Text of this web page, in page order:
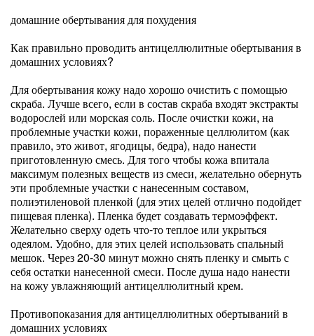
домашние обертывания для похудения
Как правильно проводить антицеллюлитные обертывания в
домашних условиях?
Для обертывания кожу надо хорошо очистить с помощью
скраба. Лучше всего, если в состав скраба входят экстракты
водорослей или морская соль. После очистки кожи, на
проблемные участки кожи, пораженные целлюлитом (как
правило, это живот, ягодицы, бедра), надо нанести
приготовленную смесь. Для того чтобы кожа впитала
максимум полезных веществ из смеси, желательно обернуть
эти проблемные участки с нанесенным составом,
полиэтиленовой пленкой (для этих целей отлично подойдет
пищевая пленка). Пленка будет создавать термоэффект.
Желательно сверху одеть что-то теплое или укрыться
одеялом. Удобно, для этих целей использовать спальный
мешок. Через 20-30 минут можно снять пленку и смыть с
себя остатки нанесенной смеси. После душа надо нанести
на кожу увлажняющий антицеллюлитный крем.
Противопоказания для антицеллюлитных обертываний в
домашних условиях